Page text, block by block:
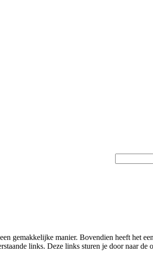
gemakkelijke manier. Bovendien heeft het
links. Deze links sturen je door naar de